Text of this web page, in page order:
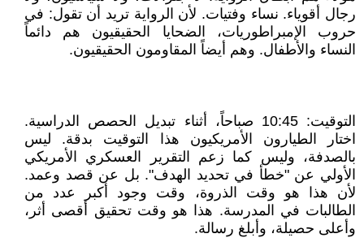
رجال أقوياء. نساء وفتيات. لأن الرواية تريد أن تقول: في
حروب الإمبراطوريات، الضحايا الحقيقيون هم دائماً
النساء والأطفال. وهم أيضاً المقاومون الحقيقيون.
التوقيت: 10:45 صباحاً، أثناء تبديل الحصص الدراسية.
اختار الطيارون الأمريكيون هذا التوقيت بدقة. ليس
بالصدفة، وليس كما زعم التقرير العسكري الأمريكي
الأولي عن "خطأ في تحديد الهدف". بل عن قصد وعمد.
لأن هذا هو وقت الذروة، وقت وجود أكبر عدد من
الطالبات في المدرسة. هذا هو وقت تحقيق أقصى أثر،
وأعلى حصيلة، وأبلغ رسالة.